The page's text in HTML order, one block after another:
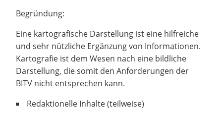
Begründung:
Eine kartografische Darstellung ist eine hilfreiche
und sehr nützliche Ergänzung von Informationen.
Kartografie ist dem Wesen nach eine bildliche
Darstellung, die somit den Anforderungen der
BITV nicht entsprechen kann.
Redaktionelle Inhalte (teilweise)